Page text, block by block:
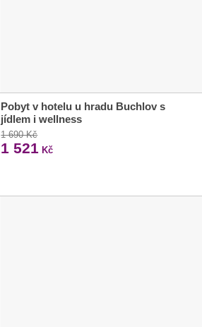
Pobyt v hotelu u hradu Buchlov s
jídlem i wellness
1 690 Kč
1 521 Kč